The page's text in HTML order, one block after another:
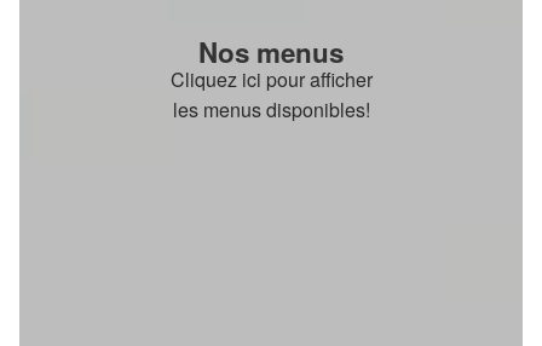
Nos menus
Cliquez ici pour afficher
les menus disponibles!